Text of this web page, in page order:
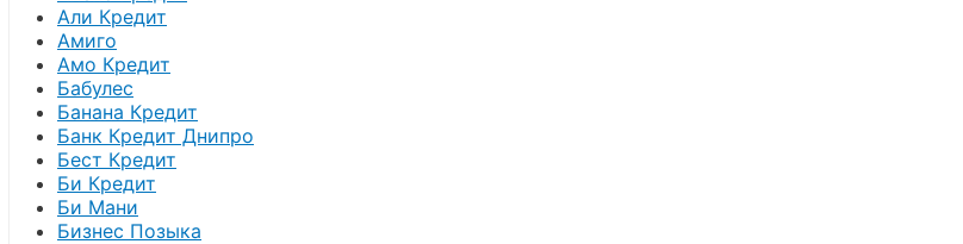
Али Кредит
Амиго
Амо Кредит
Бабулес
Банана Кредит
Банк Кредит Днипро
Бест Кредит
Би Кредит
Би Мани
Бизнес Позыка